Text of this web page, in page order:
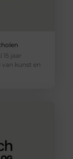
jaar
kunst en